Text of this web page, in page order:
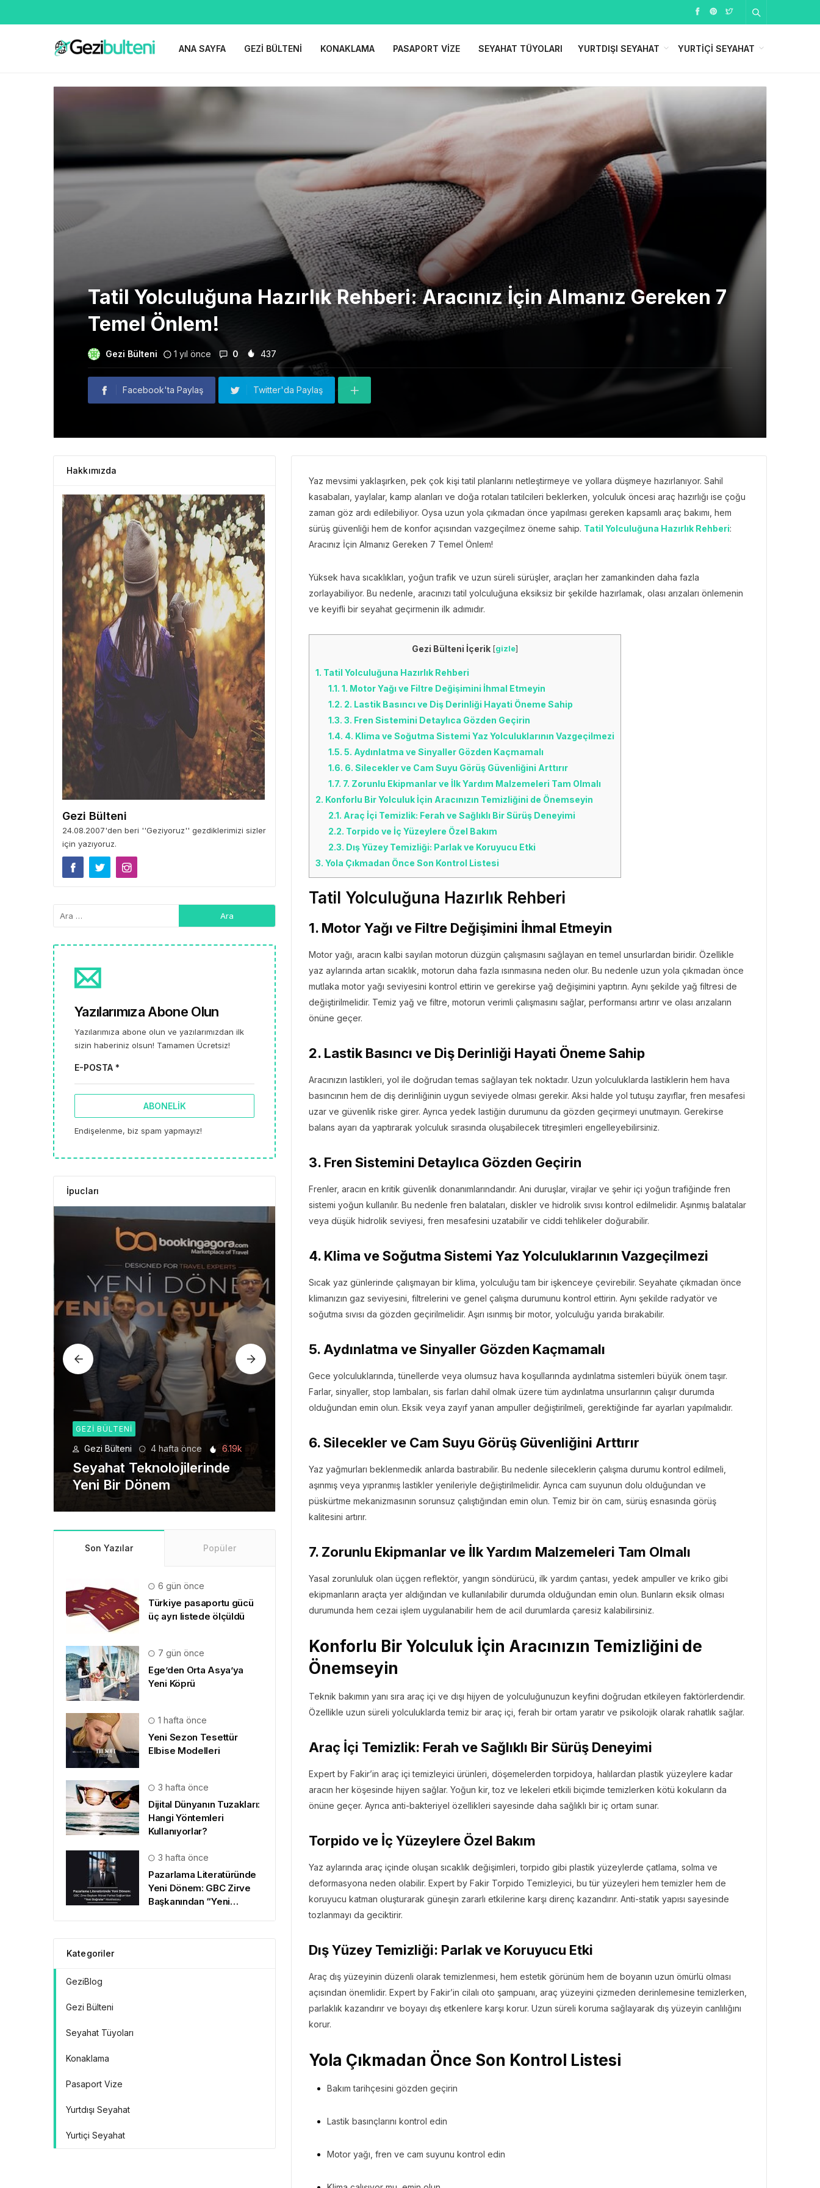
ANA SAYFA GEZI BÜLTENI KONAKLAMA PASAPORT VIZE SEYAHAT TÜYOLARI YURTDIŞI SEYAHAT YURTIÇI SEYAHAT
Tatil Yolculuğuna Hazırlık Rehberi: Aracınız İçin Almanız Gereken 7
Temel Önlem!
Gezi Bülteni 1 yıl önce 0 437
Facebook'ta Paylaş Twitter'da Paylaş
Yaz mevsimi yaklaşırken, pek çok kişi tatil planlarını netleştirmeye ve yollara düşmeye hazırlanıyor. Sahil
kasabaları, yaylalar, kamp alanları ve doğa rotaları tatilcileri beklerken, yolculuk öncesi araç hazırlığı ise çoğu
zaman göz ardı edilebiliyor. Oysa uzun yola çıkmadan önce yapılması gereken kapsamlı araç bakımı, hem
sürüş güvenliği hem de konfor açısından vazgeçilmez öneme sahip. Tatil Yolculuğuna Hazırlık Rehberi:
Aracınız İçin Almanız Gereken 7 Temel Önlem!
Yüksek hava sıcaklıkları, yoğun trafik ve uzun süreli sürüşler, araçları her zamankinden daha fazla
zorlayabiliyor. Bu nedenle, aracınızı tatil yolculuğuna eksiksiz bir şekilde hazırlamak, olası arızaları önlemenin
ve keyifli bir seyahat geçirmenin ilk adımıdır.
Gezi Bülteni İçerik [gizle]
1. Tatil Yolculuğuna Hazırlık Rehberi
1.1. 1. Motor Yağı ve Filtre Değişimini İhmal Etmeyin
1.2. 2. Lastik Basıncı ve Diş Derinliği Hayati Öneme Sahip
1.3. 3. Fren Sistemini Detaylıca Gözden Geçirin
1.4. 4. Klima ve Soğutma Sistemi Yaz Yolculuklarının Vazgeçilmezi
1.5. 5. Aydınlatma ve Sinyaller Gözden Kaçmamalı
1.6. 6. Silecekler ve Cam Suyu Görüş Güvenliğini Arttırır
1.7. 7. Zorunlu Ekipmanlar ve İlk Yardım Malzemeleri Tam Olmalı
2. Konforlu Bir Yolculuk İçin Aracınızın Temizliğini de Önemseyin
2.1. Araç İçi Temizlik: Ferah ve Sağlıklı Bir Sürüş Deneyimi
2.2. Torpido ve İç Yüzeylere Özel Bakım
2.3. Dış Yüzey Temizliği: Parlak ve Koruyucu Etki
3. Yola Çıkmadan Önce Son Kontrol Listesi
Tatil Yolculuğuna Hazırlık Rehberi
1. Motor Yağı ve Filtre Değişimini İhmal Etmeyin
Motor yağı, aracın kalbi sayılan motorun düzgün çalışmasını sağlayan en temel unsurlardan biridir. Özellikle
yaz aylarında artan sıcaklık, motorun daha fazla ısınmasına neden olur. Bu nedenle uzun yola çıkmadan önce
mutlaka motor yağı seviyesini kontrol ettirin ve gerekirse yağ değişimini yaptırın. Aynı şekilde yağ filtresi de
değiştirilmelidir. Temiz yağ ve filtre, motorun verimli çalışmasını sağlar, performansı artırır ve olası arızaların
önüne geçer.
2. Lastik Basıncı ve Diş Derinliği Hayati Öneme Sahip
Aracınızın lastikleri, yol ile doğrudan temas sağlayan tek noktadır. Uzun yolculuklarda lastiklerin hem hava
basıncının hem de diş derinliğinin uygun seviyede olması gerekir. Aksi halde yol tutuşu zayıflar, fren mesafesi
uzar ve güvenlik riske girer. Ayrıca yedek lastiğin durumunu da gözden geçirmeyi unutmayın. Gerekirse
balans ayarı da yaptırarak yolculuk sırasında oluşabilecek titreşimleri engelleyebilirsiniz.
3. Fren Sistemini Detaylıca Gözden Geçirin
Frenler, aracın en kritik güvenlik donanımlarındandır. Ani duruşlar, virajlar ve şehir içi yoğun trafiğinde fren
sistemi yoğun kullanılır. Bu nedenle fren balataları, diskler ve hidrolik sıvısı kontrol edilmelidir. Aşınmış balatalar
veya düşük hidrolik seviyesi, fren mesafesini uzatabilir ve ciddi tehlikeler doğurabilir.
4. Klima ve Soğutma Sistemi Yaz Yolculuklarının Vazgeçilmezi
Sıcak yaz günlerinde çalışmayan bir klima, yolculuğu tam bir işkenceye çevirebilir. Seyahate çıkmadan önce
klimanızın gaz seviyesini, filtrelerini ve genel çalışma durumunu kontrol ettirin. Aynı şekilde radyatör ve
soğutma sıvısı da gözden geçirilmelidir. Aşırı ısınmış bir motor, yolculuğu yarıda bırakabilir.
5. Aydınlatma ve Sinyaller Gözden Kaçmamalı
Gece yolculuklarında, tünellerde veya olumsuz hava koşullarında aydınlatma sistemleri büyük önem taşır.
Farlar, sinyaller, stop lambaları, sis farları dahil olmak üzere tüm aydınlatma unsurlarının çalışır durumda
olduğundan emin olun. Eksik veya zayıf yanan ampuller değiştirilmeli, gerektiğinde far ayarları yapılmalıdır.
6. Silecekler ve Cam Suyu Görüş Güvenliğini Arttırır
Yaz yağmurları beklenmedik anlarda bastırabilir. Bu nedenle sileceklerin çalışma durumu kontrol edilmeli,
aşınmış veya yıpranmış lastikler yenileriyle değiştirilmelidir. Ayrıca cam suyunun dolu olduğundan ve
püskürtme mekanizmasının sorunsuz çalıştığından emin olun. Temiz bir ön cam, sürüş esnasında görüş
kalitesini artırır.
7. Zorunlu Ekipmanlar ve İlk Yardım Malzemeleri Tam Olmalı
Yasal zorunluluk olan üçgen reflektör, yangın söndürücü, ilk yardım çantası, yedek ampuller ve kriko gibi
ekipmanların araçta yer aldığından ve kullanılabilir durumda olduğundan emin olun. Bunların eksik olması
durumunda hem cezai işlem uygulanabilir hem de acil durumlarda çaresiz kalabilirsiniz.
Konforlu Bir Yolculuk İçin Aracınızın Temizliğini de
Önemseyin
Teknik bakımın yanı sıra araç içi ve dışı hijyen de yolculuğunuzun keyfini doğrudan etkileyen faktörlerdendir.
Özellikle uzun süreli yolculuklarda temiz bir araç içi, ferah bir ortam yaratır ve psikolojik olarak rahatlık sağlar.
Araç İçi Temizlik: Ferah ve Sağlıklı Bir Sürüş Deneyimi
Expert by Fakir’in araç içi temizleyici ürünleri, döşemelerden torpidoya, halılardan plastik yüzeylere kadar
aracın her köşesinde hijyen sağlar. Yoğun kir, toz ve lekeleri etkili biçimde temizlerken kötü kokuların da
önüne geçer. Ayrıca anti-bakteriyel özellikleri sayesinde daha sağlıklı bir iç ortam sunar.
Torpido ve İç Yüzeylere Özel Bakım
Yaz aylarında araç içinde oluşan sıcaklık değişimleri, torpido gibi plastik yüzeylerde çatlama, solma ve
deformasyona neden olabilir. Expert by Fakir Torpido Temizleyici, bu tür yüzeyleri hem temizler hem de
koruyucu katman oluşturarak güneşin zararlı etkilerine karşı direnç kazandırır. Anti-statik yapısı sayesinde
tozlanmayı da geciktirir.
Dış Yüzey Temizliği: Parlak ve Koruyucu Etki
Araç dış yüzeyinin düzenli olarak temizlenmesi, hem estetik görünüm hem de boyanın uzun ömürlü olması
açısından önemlidir. Expert by Fakir’in cilalı oto şampuanı, araç yüzeyini çizmeden derinlemesine temizlerken,
parlaklık kazandırır ve boyayı dış etkenlere karşı korur. Uzun süreli koruma sağlayarak dış yüzeyin canlılığını
korur.
Yola Çıkmadan Önce Son Kontrol Listesi
Bakım tarihçesini gözden geçirin
Lastik basınçlarını kontrol edin
Motor yağı, fren ve cam suyunu kontrol edin
Hakkımızda
Gezi Bülteni
24.08.2007'den beri ''Geziyoruz'' gezdiklerimizi sizler
için yazıyoruz.
Yazılarımıza Abone Olun
Yazılarımıza abone olun ve yazılarımızdan ilk
sizin haberiniz olsun! Tamamen Ücretsiz!
E-POSTA *
ABONELIK
Endişelenme, biz spam yapmayız!
İpucları
4 hafta önce 6.19k
GEZI BÜLTENI
Gezi Bülteni 8.94k
Manevi Yolculukta Yeni
Dönem
Gezi Bülteni 1 ay önce 3.44k
Emirates ile Yazın En Lüks
Kaçamağı
GEZI BÜLTENI
“Derken Rezervasyon!” ile
Kristal Elma’ya Uzanan
Başarı Hikâyesi
Son Yazılar Popüler
6 gün önce
Türkiye pasaportu gücü
üç ayrı listede ölçüldü
7 gün önce
Ege’den Orta Asya’ya
Yeni Köprü
1 hafta önce
Yeni Sezon Tesettür
Elbise Modelleri
3 hafta önce
Dijital Dünyanın Tuzakları:
Hangi Yöntemleri
Kullanıyorlar?
3 hafta önce
Pazarlama Literatüründe
Yeni Dönem: GBC Zirve
Başkanından “Yeni
Kategoriler
GeziBlog
Gezi Bülteni
Seyahat Tüyoları
Konaklama
Pasaport Vize
Yurtdışı Seyahat
Yurtiçi Seyahat